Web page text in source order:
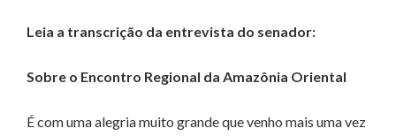
Leia a transcrição da entrevista do senador:
Sobre o Encontro Regional da Amazônia Oriental
É com uma alegria muito grande que venho mais uma vez